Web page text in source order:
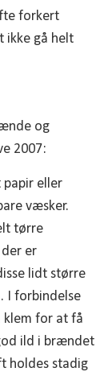
forkert
ikke gå helt
og
2007:
eller
væsker.
tørre
er
lidt større
I forbindelse
klem for at få
ild i brændet
holdes stadig